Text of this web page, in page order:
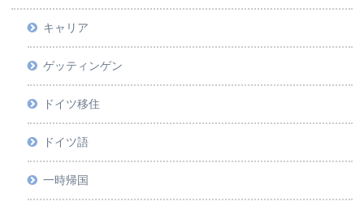
キャリア
ゲッティンゲン
ドイツ移住
ドイツ語
一時帰国